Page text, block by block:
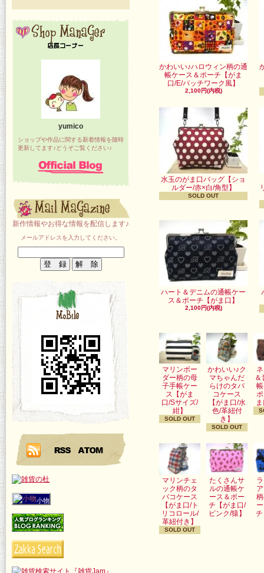
yumico
ショップや作品に関する新着情報を随時
更新してます♪どうぞご覧ください♪
新作情報やお得な情報を配信します♪
メールアドレスを入力してください。
小物
かわいい♪ハロウィン柄の通
帳ケース＆ポーチ【がま
口/E/パッチワーク風】
2,100円(内税)
水玉のがま口バッグ【ショ
ルダー/赤×白/角型】
SOLD OUT
ハート＆デニムの通帳ケー
ス＆ポーチ【がま口】
2,100円(内税)
マリンボー
ダー柄の母
子手帳ケー
ス【がま
口/Sサイズ/
紺】
SOLD OUT
かわいい♪ク
マちゃんだ
らけのタバ
コケース
【がま口/水
色/革紐付
き】
SOLD OUT
＆
マリンチェ
ック柄のタ
バコケース
【がま口/ト
リコロール/
革紐付き】
SOLD OUT
たくさんサ
ルの通帳ケ
ース＆ポー
チ【がま口/
ピンク/猿】
チ